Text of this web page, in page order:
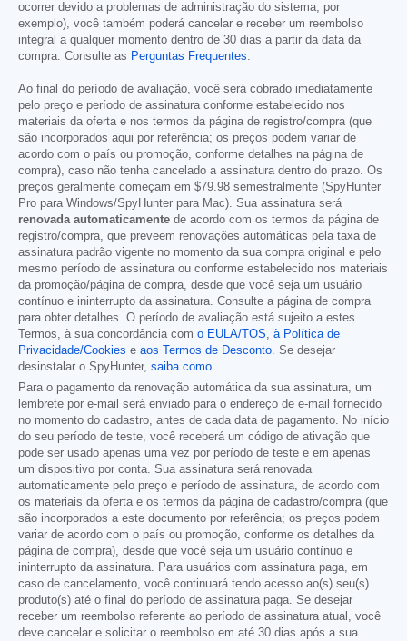
ocorrer devido a problemas de administração do sistema, por
exemplo), você também poderá cancelar e receber um reembolso
integral a qualquer momento dentro de 30 dias a partir da data da
compra. Consulte as Perguntas Frequentes.
Ao final do período de avaliação, você será cobrado imediatamente
pelo preço e período de assinatura conforme estabelecido nos
materiais da oferta e nos termos da página de registro/compra (que
são incorporados aqui por referência; os preços podem variar de
acordo com o país ou promoção, conforme detalhes na página de
compra), caso não tenha cancelado a assinatura dentro do prazo. Os
preços geralmente começam em $79.98 semestralmente (SpyHunter
Pro para Windows/SpyHunter para Mac). Sua assinatura será
renovada automaticamente de acordo com os termos da página de
registro/compra, que preveem renovações automáticas pela taxa de
assinatura padrão vigente no momento da sua compra original e pelo
mesmo período de assinatura ou conforme estabelecido nos materiais
da promoção/página de compra, desde que você seja um usuário
contínuo e ininterrupto da assinatura. Consulte a página de compra
para obter detalhes. O período de avaliação está sujeito a estes
Termos, à sua concordância com o EULA/TOS, à Política de
Privacidade/Cookies e aos Termos de Desconto. Se desejar
desinstalar o SpyHunter, saiba como.
Para o pagamento da renovação automática da sua assinatura, um
lembrete por e-mail será enviado para o endereço de e-mail fornecido
no momento do cadastro, antes de cada data de pagamento. No início
do seu período de teste, você receberá um código de ativação que
pode ser usado apenas uma vez por período de teste e em apenas
um dispositivo por conta. Sua assinatura será renovada
automaticamente pelo preço e período de assinatura, de acordo com
os materiais da oferta e os termos da página de cadastro/compra (que
são incorporados a este documento por referência; os preços podem
variar de acordo com o país ou promoção, conforme os detalhes da
página de compra), desde que você seja um usuário contínuo e
ininterrupto da assinatura. Para usuários com assinatura paga, em
caso de cancelamento, você continuará tendo acesso ao(s) seu(s)
produto(s) até o final do período de assinatura paga. Se desejar
receber um reembolso referente ao período de assinatura atual, você
deve cancelar e solicitar o reembolso em até 30 dias após a sua